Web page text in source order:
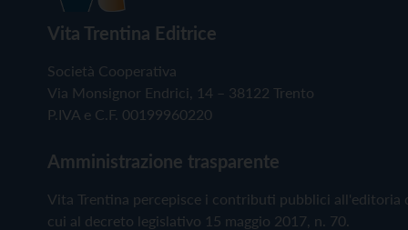
Vita Trentina Editrice
Società Cooperativa
Via Monsignor Endrici, 14 – 38122 Trento
P.IVA e C.F. 00199960220
Amministrazione trasparente
Vita Trentina percepisce i contributi pubblici all'editoria
cui al decreto legislativo 15 maggio 2017, n. 70.